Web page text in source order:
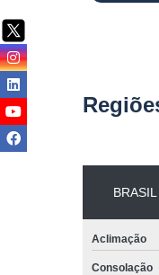
BRASIL
Aclimação
Consolação